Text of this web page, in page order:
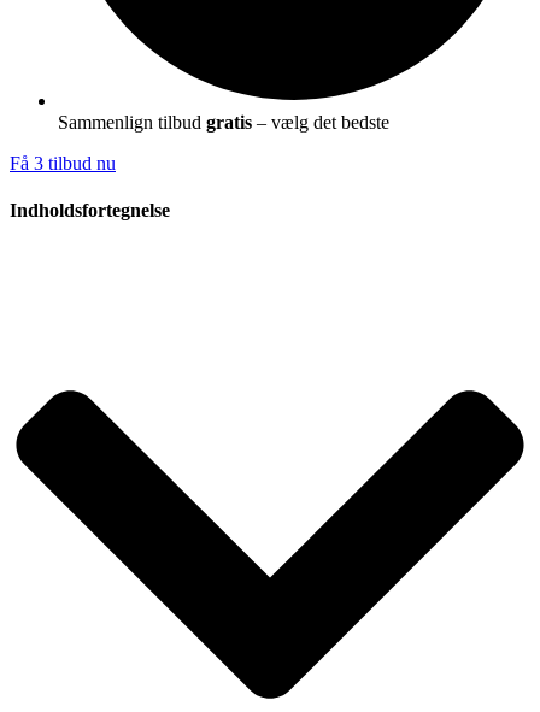
Sammenlign tilbud gratis – vælg det bedste
Få 3 tilbud nu
Indholdsfortegnelse